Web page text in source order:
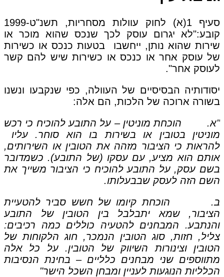
סעיף 1(א) לחוק עוולות מסחריות, תשנ"ט-1999
קובע:"לא יגרום עוסק לכך שנכס שהוא מוכר או
שירות שהוא נותן, ייחשבו בטעות כנכס או כשירות
של עוסק אחר או כנכס או כשירות שיש להם קשר
לעוסק אחר".
יסודותיה הבסיסיים של העוולה, כפי שנקבעו ונשנו
בשורה ארוכה של הלכות, הם אלה:
"א. הוכחת מוניטין – על התובע להוכיח כי רכש
מוניטין בטובין או בשירות בו הוא סוחר. עליו
להראות כי הציבור מזהה את הטובין או השירותים,
אותם הוא מציע, עם עסקו (של התובע). כשמדובר
בשם עסק, על התובע להוכיח כי הציבור משייך את
השם הזה לעסק שבבעלותו.
ב. הוכחת קיומו של חשש סביר להטעיית
הציבור, שמא יתבלבל בין הטובין של התובע
והנתבע. המבחנים להטעיה כוללים כמה רכיבים:
צליל, חזות, סוג הטובין הנמכר, חוג הלקוחות של
הטובין וצינורות השיווק של הטובין. על כל אלה
מתווספים שני מבחנים כלליים – בחינת הנסיבות
הכלליות הנוגעות לעניין ומבחן השכל הישר"